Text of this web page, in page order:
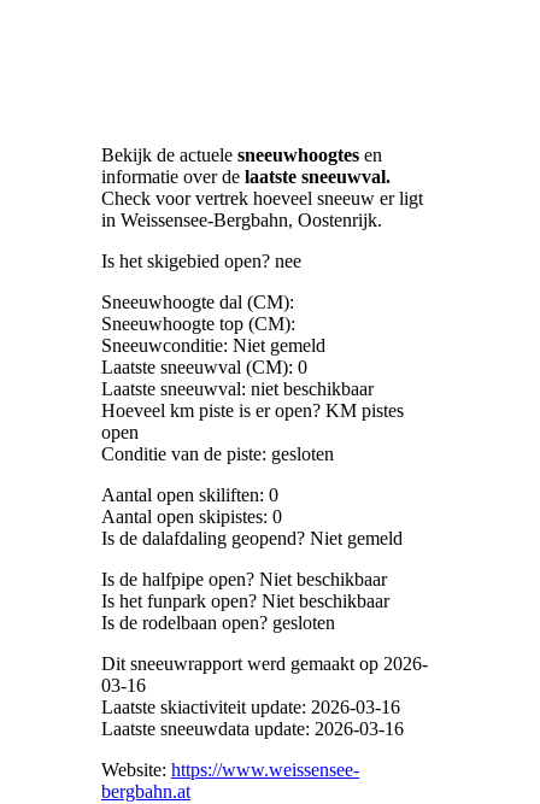
Bekijk de actuele sneeuwhoogtes en
informatie over de laatste sneeuwval.
Check voor vertrek hoeveel sneeuw er ligt
in Weissensee-Bergbahn, Oostenrijk.
Is het skigebied open? nee
Sneeuwhoogte dal (CM):
Sneeuwhoogte top (CM):
Sneeuwconditie: Niet gemeld
Laatste sneeuwval (CM): 0
Laatste sneeuwval: niet beschikbaar
Hoeveel km piste is er open? KM pistes
open
Conditie van de piste: gesloten
Aantal open skiliften: 0
Aantal open skipistes: 0
Is de dalafdaling geopend? Niet gemeld
Is de halfpipe open? Niet beschikbaar
Is het funpark open? Niet beschikbaar
Is de rodelbaan open? gesloten
Dit sneeuwrapport werd gemaakt op 2026-
03-16
Laatste skiactiviteit update: 2026-03-16
Laatste sneeuwdata update: 2026-03-16
Website: https://www.weissensee-
bergbahn.at